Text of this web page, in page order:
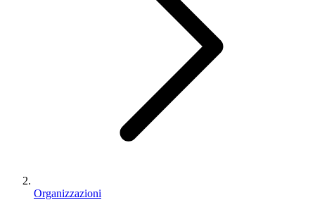
Organizzazioni